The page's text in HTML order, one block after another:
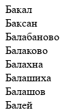
Бакал
Баксан
Балабаново
Балаково
Балахна
Балашиха
Балашов
Балей